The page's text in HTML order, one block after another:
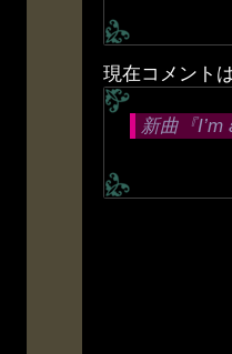
現在コメント
新曲『I’m